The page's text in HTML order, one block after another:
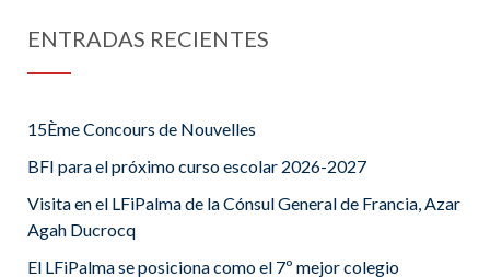
ENTRADAS RECIENTES
15Ème Concours de Nouvelles
BFI para el próximo curso escolar 2026-2027
Visita en el LFiPalma de la Cónsul General de Francia, Azar
Agah Ducrocq
El LFiPalma se posiciona como el 7º mejor colegio